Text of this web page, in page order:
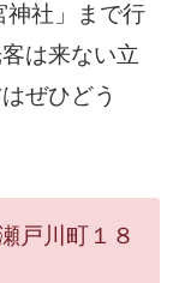
神社」まで行
は来ない立
ぜひどう
戸川町１８